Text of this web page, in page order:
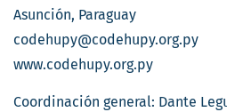
Asunción, Paraguay
codehupy@codehupy.org.py
www.codehupy.org.py
Coordinación general: Dante